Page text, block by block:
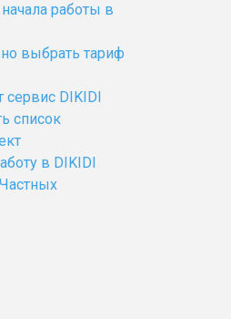
работы в
выбрать тариф
сервис DIKIDI
список
в DIKIDI